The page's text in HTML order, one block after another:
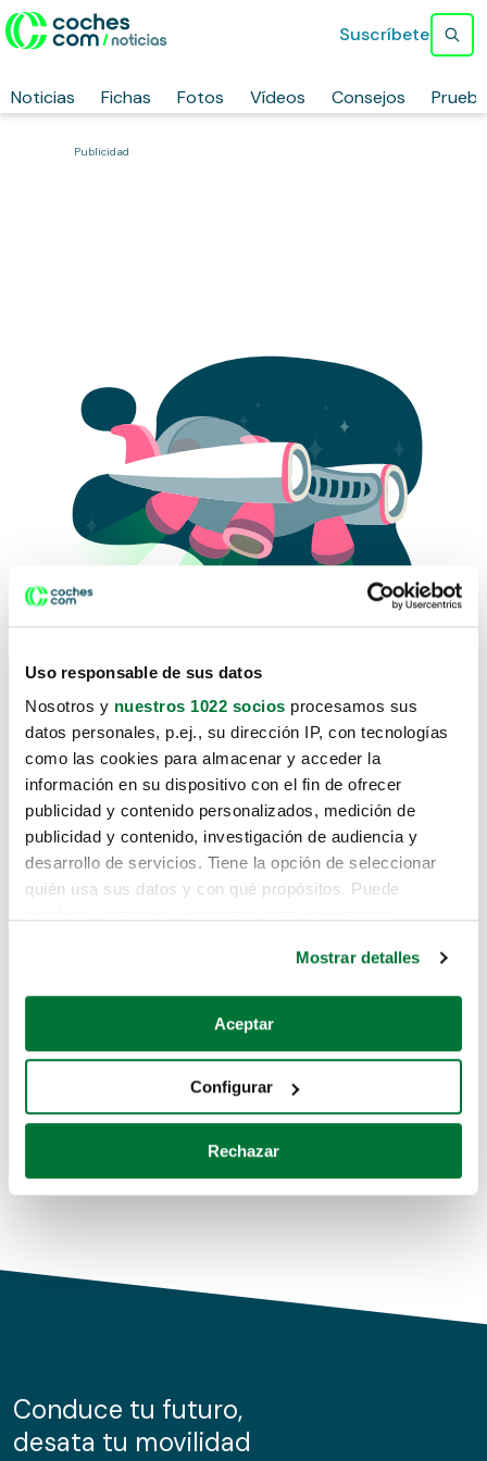
Uso responsable de sus datos
Nosotros y nuestros 1022 socios procesamos sus
datos personales, p.ej., su dirección IP, con tecnologías
como las cookies para almacenar y acceder la
información en su dispositivo con el fin de ofrecer
publicidad y contenido personalizados, medición de
publicidad y contenido, investigación de audiencia y
desarrollo de servicios. Tiene la opción de seleccionar
quién usa sus datos y con qué propósitos. Puede
Si lo permite, también quisiéramos:
Recopilar información sobre su ubicación geográfica
Identificar su dispositivo analizándolo activamente
para buscar características específicas (huellas
Obtenga más información sobre cómo se procesan sus
de cookies.
información sobre el uso que haga del sitio web con
nuestros partners de redes sociales, publicidad y análisis
Mostrar detalles
Aceptar
Configurar
Rechazar
Noticias Fichas Fotos Vídeos Consejos
Suscríbete
Publicidad
Lo sentimos, no sabemos como
te hemos traido hasta aquí.
Pero puedes encontrar el coche que estás
buscando en alguno de estos enlaces:
Coches de segunda mano
Coches de km0
Conduce tu futuro,
desata tu movilidad